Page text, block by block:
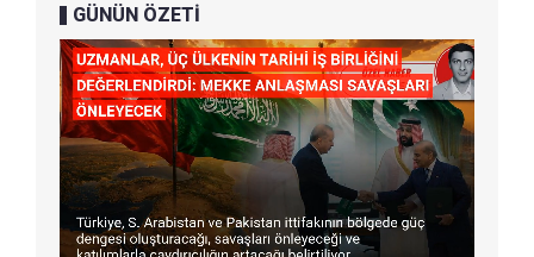
GÜNÜN ÖZETİ